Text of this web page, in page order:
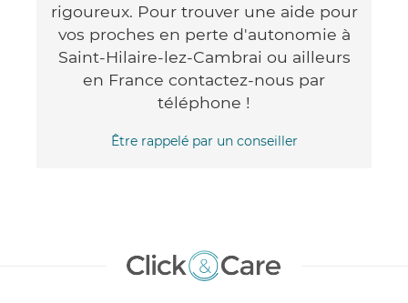
rigoureux. Pour trouver une aide pour
vos proches en perte d'autonomie à
Saint-Hilaire-lez-Cambrai ou ailleurs
en France contactez-nous par
téléphone !
Être rappelé par un conseiller